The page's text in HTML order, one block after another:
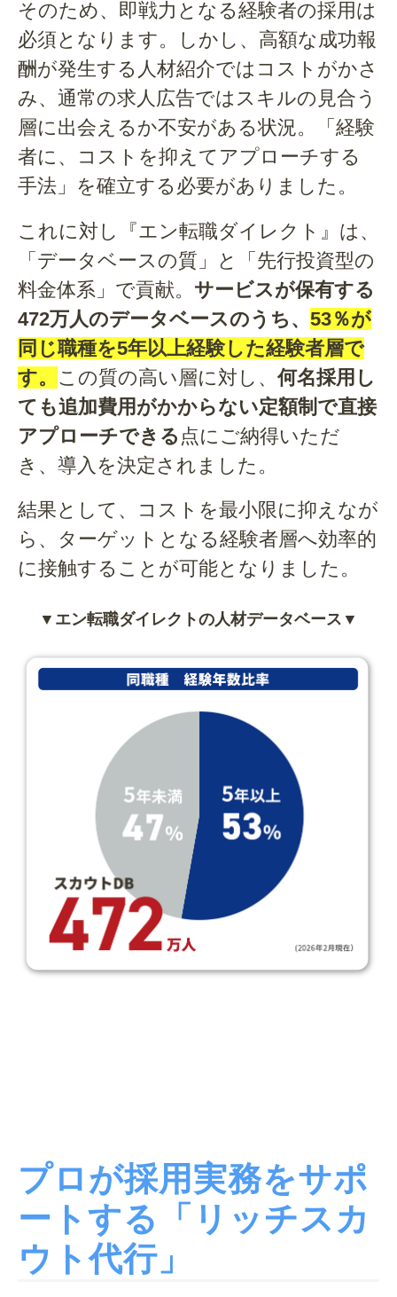
そのため、即戦力となる経験者の採用は
必須となります。しかし、高額な成功報
酬が発生する人材紹介ではコストがかさ
み、通常の求人広告ではスキルの見合う
層に出会えるか不安がある状況。「経験
者に、コストを抑えてアプローチする
手法」を確立する必要がありました。
これに対し『エン転職ダイレクト』は、
「データベースの質」と「先行投資型の
料金体系」で貢献。 サービスが保有する
472万人のデータベースのうち、 53％が
同じ職種を5年以上経験した経験者層で
す。 この質の高い層に対し、 何名採用し
ても追加費用がかからない定額制で直接
アプローチできる 点にご納得いただ
き、導入を決定されました。
結果として、コストを最小限に抑えなが
ら、ターゲットとなる経験者層へ効率的
に接触することが可能となりました。
▼エン転職ダイレクトの人材データベース▼
プロが採用実務をサポ
ートする「リッチスカ
ウト代行」